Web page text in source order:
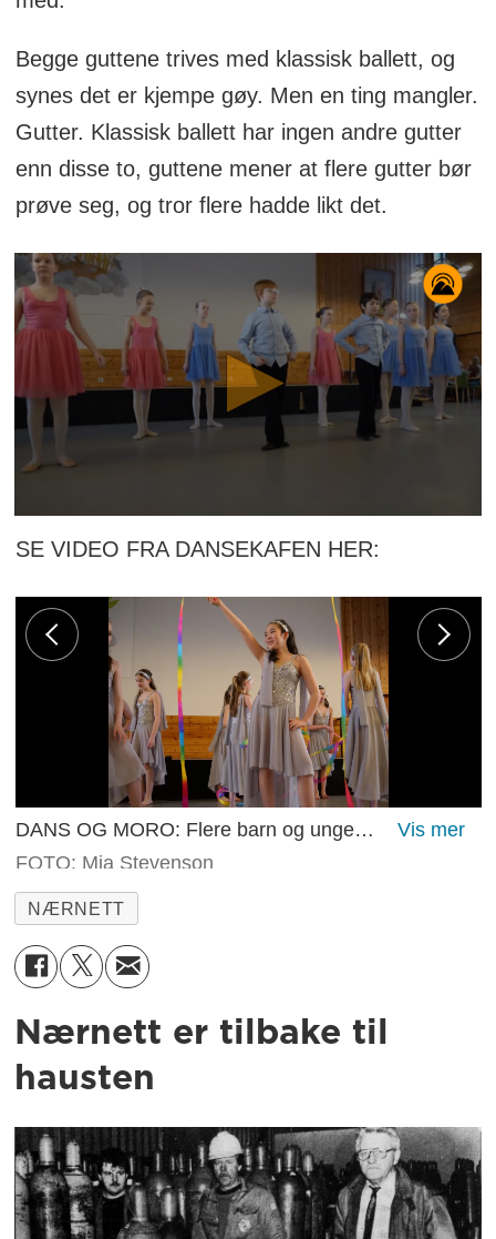
Begge guttene trives med klassisk ballett, og
synes det er kjempe gøy. Men en ting mangler.
Gutter. Klassisk ballett har ingen andre gutter
enn disse to, guttene mener at flere gutter bør
prøve seg, og tror flere hadde likt det.
SE VIDEO FRA DANSEKAFEN HER:
DANS OG MORO: Flere barn og unge fikk visst frem sine danse talenter på dansekafen.
FOTO: Mia Stevenson
NÆRNETT
Nærnett er tilbake til
hausten